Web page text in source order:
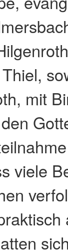
mit
viele